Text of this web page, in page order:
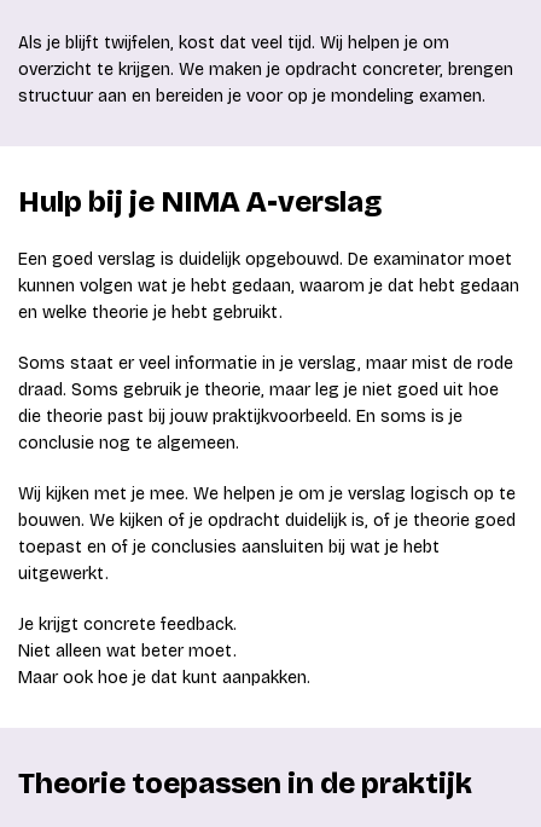
Als je blijft twijfelen, kost dat veel tijd. Wij helpen je om
overzicht te krijgen. We maken je opdracht concreter, brengen
structuur aan en bereiden je voor op je mondeling examen.
Hulp bij je NIMA A-verslag
Een goed verslag is duidelijk opgebouwd. De examinator moet
kunnen volgen wat je hebt gedaan, waarom je dat hebt gedaan
en welke theorie je hebt gebruikt.
Soms staat er veel informatie in je verslag, maar mist de rode
draad. Soms gebruik je theorie, maar leg je niet goed uit hoe
die theorie past bij jouw praktijkvoorbeeld. En soms is je
conclusie nog te algemeen.
Wij kijken met je mee. We helpen je om je verslag logisch op te
bouwen. We kijken of je opdracht duidelijk is, of je theorie goed
toepast en of je conclusies aansluiten bij wat je hebt
uitgewerkt.
Je krijgt concrete feedback.
Niet alleen wat beter moet.
Maar ook hoe je dat kunt aanpakken.
Theorie toepassen in de praktijk